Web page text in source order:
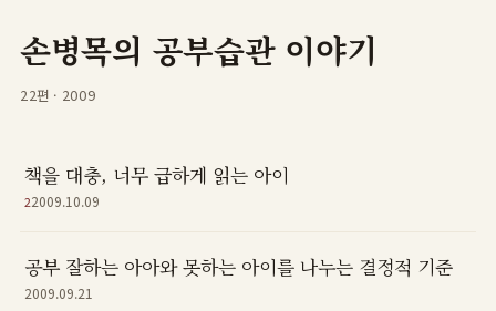
손병목의 공부습관 이야기
22편 · 2009
책을 대충, 너무 급하게 읽는 아이
22009.10.09
공부 잘하는 아아와 못하는 아이를 나누는 결정적 기준
2009.09.21